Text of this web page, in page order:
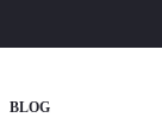
BLOG